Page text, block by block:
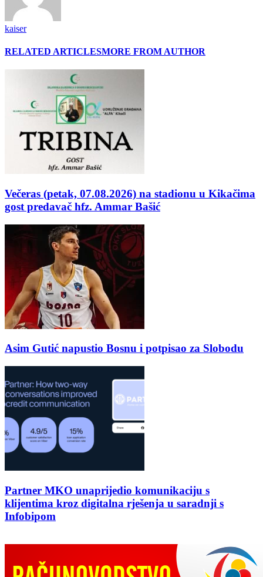
kaiser
RELATED ARTICLESMORE FROM AUTHOR
Večeras (petak, 07.08.2026) na stadionu u Kikačima
gost predavač hfz. Ammar Bašić
Asim Gutić napustio Bosnu i potpisao za Slobodu
Partner MKO unaprijedio komunikaciju s
klijentima kroz digitalna rješenja u saradnji s
Infobipom